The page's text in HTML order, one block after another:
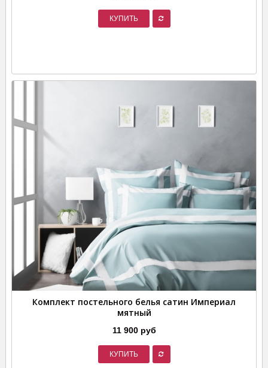
КУПИТЬ
Комплект постельного белья сатин Империал
мятный
11 900 руб
КУПИТЬ